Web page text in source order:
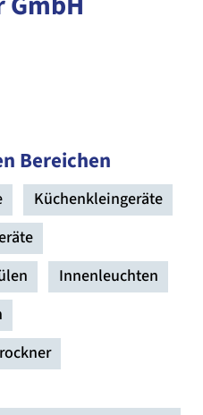
Bereichen
Küchenkleingeräte
Innenleuchten